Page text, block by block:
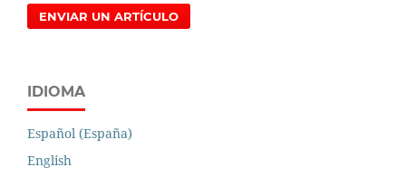
ENVIAR UN ARTÍCULO
IDIOMA
Español (España)
English